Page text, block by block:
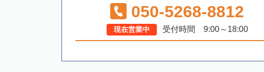
050-5268-8812
現在営業中 受付時間 9:00～18:00